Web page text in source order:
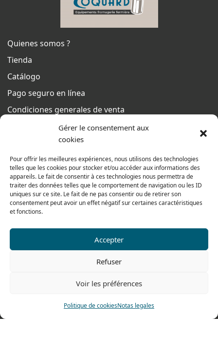
Gérer le consentement aux
cookies
Pour offrir les meilleures expériences, nous utilisons des technologies
telles que les cookies pour stocker et/ou accéder aux informations des
appareils. Le fait de consentir à ces technologies nous permettra de
traiter des données telles que le comportement de navigation ou les ID
uniques sur ce site. Le fait de ne pas consentir ou de retirer son
consentement peut avoir un effet négatif sur certaines caractéristiques
et fonctions.
Accepter
Refuser
Voir les préférences
Politique de cookiesNotas legales
Quienes somos ?
Tienda
Catálogo
Pago seguro en línea
Condiciones generales de venta
Del lunes al jueves
De 8h a 12h30 y de 13h30 a 17h20
El viernes
De 8h a 12h30 y de 13h30 a 16h
Nuestra gama para particulares
478 rue Alexandre Richetta